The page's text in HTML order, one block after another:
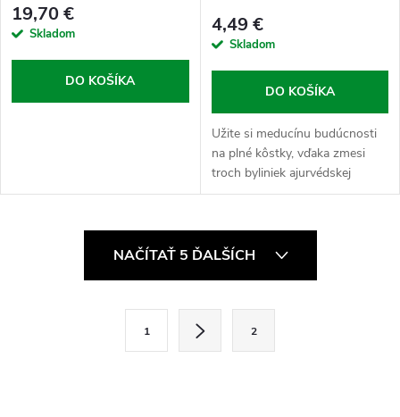
19,70 €
Skladom
DO KOŠÍKA
4,49 €
Skladom
DO KOŠÍKA
Užite si meducínu budúcnosti
na plné kôstky, vďaka zmesi
troch byliniek ajurvédskej
medicíny Haritaki, Amalaki a
NAČÍTAŤ 5 ĎALŠÍCH
1 2